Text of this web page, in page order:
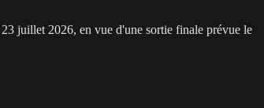
juillet 2026, en vue d'une sortie finale prévue le